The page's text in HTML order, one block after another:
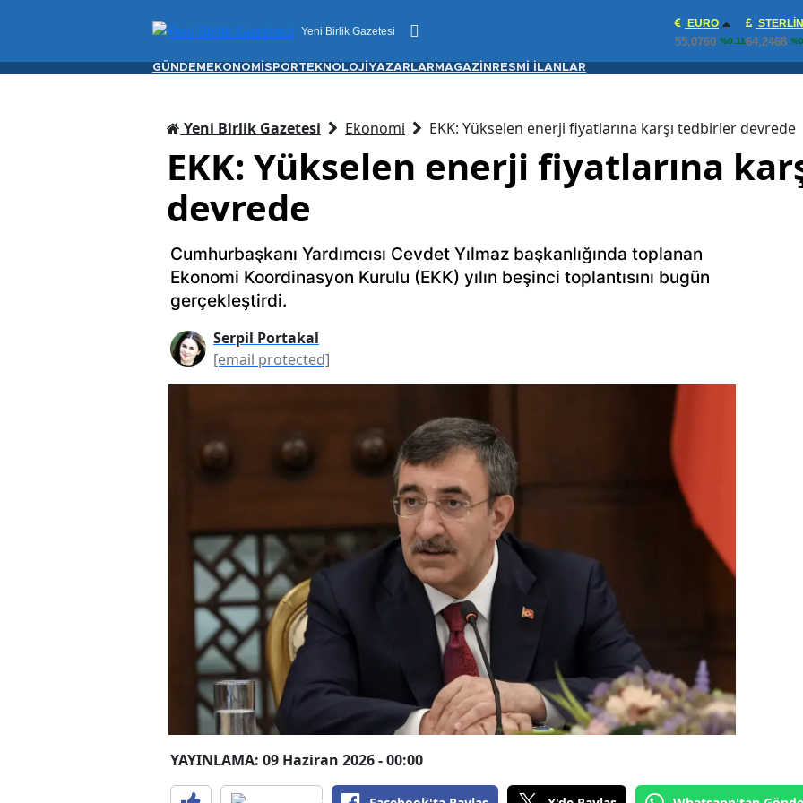
Yeni Birlik Gazetesi
EURO
55,0760 %0.11
STERLIN
64,2468
GÜNDEM EKONOMİ SPORTEKNOLOJİ YAZARLAR MAGAZİN RESMİ İLANLAR
Yeni Birlik Gazetesi Ekonomi EKK: Yükselen enerji fiyatlarına karşı tedbirler devrede
EKK: Yükselen enerji fiyatlarına
devrede
Cumhurbaşkanı Yardımcısı Cevdet Yılmaz başkanlığında toplanan
Ekonomi Koordinasyon Kurulu (EKK) yılın beşinci toplantısını bugün
gerçekleştirdi.
Serpil Portakal
[email protected]
YAYINLAMA: 09 Haziran 2026 - 00:00